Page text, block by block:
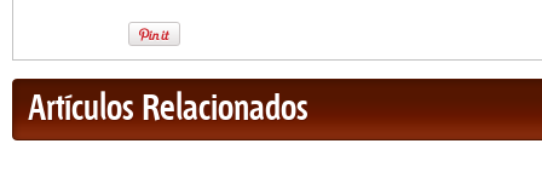
Artículos Relacionados